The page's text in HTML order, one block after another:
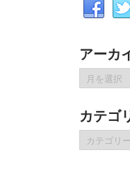
アーカ
ア
ー
イ
ブ
カテゴ
テ